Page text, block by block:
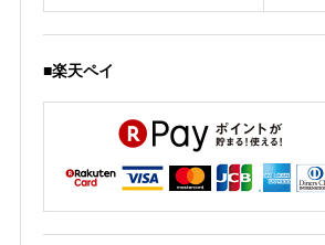
■楽天ペイ